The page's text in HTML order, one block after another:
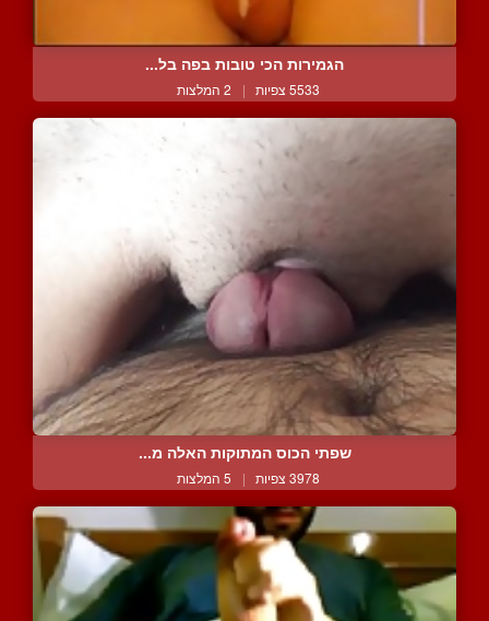
הגמירות הכי טובות בפה בל...
5533 צפיות | 2 המלצות
שפתי הכוס המתוקות האלה מ...
3978 צפיות | 5 המלצות